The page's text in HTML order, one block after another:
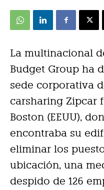
La multinacional
Budget Group ha
sede corporativa
carsharing Zipcar
Boston (EEUU),
encontraba su
eliminar los
ubicación, una
despido de 126